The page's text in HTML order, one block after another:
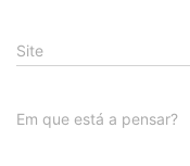
Site
Em que está a pensar?